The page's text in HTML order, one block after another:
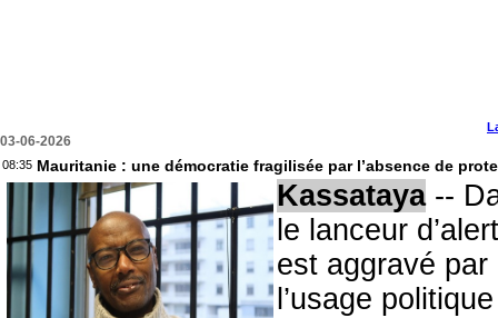
03-06-2026
08:35 Mauritanie : une démocratie fragilisée par l’absence de
Kassataya--
le lanceur
est aggravé
l’usage